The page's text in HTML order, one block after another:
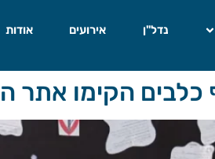
נדל"ן אירועים אודות
הקימו אתר